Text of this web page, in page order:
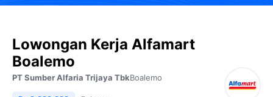
Lowongan Kerja Alfamart
Boalemo
PT Sumber Alfaria Trijaya TbkBoalemo